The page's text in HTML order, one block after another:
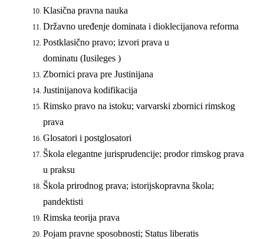
Klasična pravna nauka
Državno uređenje dominata i dioklecijanova reforma
Postklasično pravo; izvori prava u
dominatu (Iusileges )
Zbornici prava pre Justinijana
Justinijanova kodifikacija
Rimsko pravo na istoku; varvarski zbornici rimskog
prava
Glosatori i postglosatori
Škola elegantne jurisprudencije; prodor rimskog prava
u praksu
Škola prirodnog prava; istorijskopravna škola;
pandektisti
Rimska teorija prava
Pojam pravne sposobnosti; Status liberatis